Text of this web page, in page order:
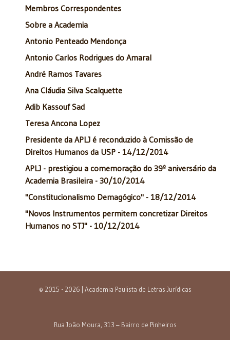
Membros Correspondentes
Sobre a Academia
Antonio Penteado Mendonça
Antonio Carlos Rodrigues do Amaral
André Ramos Tavares
Ana Cláudia Silva Scalquette
Adib Kassouf Sad
Teresa Ancona Lopez
Presidente da APLJ é reconduzido à Comissão de
Direitos Humanos da USP - 14/12/2014
APLJ - prestigiou a comemoração do 39º aniversário da
Academia Brasileira - 30/10/2014
"Constitucionalismo Demagógico" - 18/12/2014
"Novos Instrumentos permitem concretizar Direitos
Humanos no STJ" - 10/12/2014
© 2015 - 2026 | Academia Paulista de Letras Jurídicas
Rua João Moura, 313 – Bairro de Pinheiros